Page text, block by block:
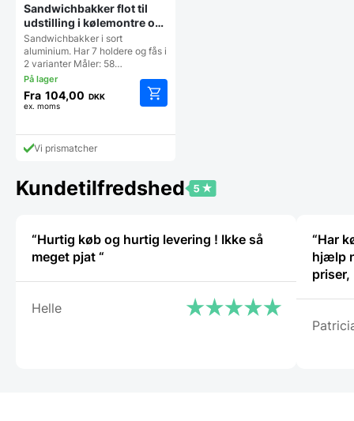
Sandwichbakker flot til
udstilling i kølemontre og
køledisk
Sandwichbakker i sort
aluminium. Har 7 holdere og fås i
2 varianter Måler: 58…
Fra 104,00 DKK
ex. moms
Mulighederne
kan
varesiden
Vi prismatcher
Kundetilfredshed
“Hurtig køb og hurtig levering ! Ikke så
meget pjat “
Helle
“Har
hjælp
priser,